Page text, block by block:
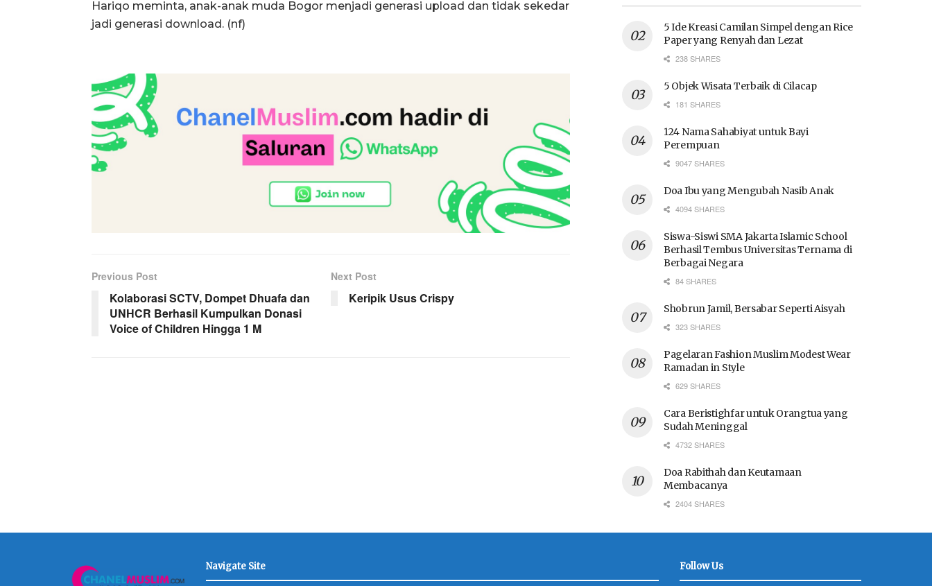
Hariqo meminta, anak-anak muda Bogor menjadi generasi upload dan tidak sekedar
jadi generasi download. (nf)
Previous Post
Kolaborasi SCTV, Dompet Dhuafa dan
UNHCR Berhasil Kumpulkan Donasi
Voice of Children Hingga 1 M
Next Post
Keripik Usus Crispy
5 Ide Kreasi Camilan Simpel dengan Rice
Paper yang Renyah dan Lezat
238 SHARES
5 Objek Wisata Terbaik di Cilacap
181 SHARES
124 Nama Sahabiyat untuk Bayi
Perempuan
9047 SHARES
Doa Ibu yang Mengubah Nasib Anak
4094 SHARES
Siswa-Siswi SMA Jakarta Islamic School
Berhasil Tembus Universitas Ternama di
Berbagai Negara
84 SHARES
Shobrun Jamil, Bersabar Seperti Aisyah
323 SHARES
Pagelaran Fashion Muslim Modest Wear
Ramadan in Style
629 SHARES
Cara Beristighfar untuk Orangtua yang
Sudah Meninggal
4732 SHARES
Doa Rabithah dan Keutamaan
Membacanya
2404 SHARES
Navigate Site Follow Us